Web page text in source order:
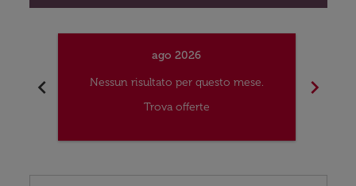
chevron_left
ago 2026
Nessun risultato per questo mese.
Trova offerte
chevron_right